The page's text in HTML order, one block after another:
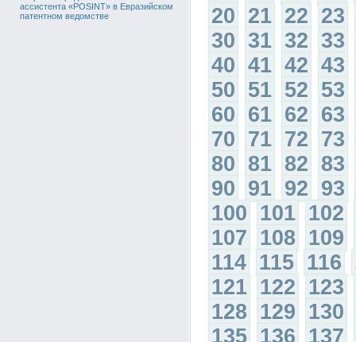
ассистента «POSINT» в Евразийском
патентном ведомстве
20 21 22 23
30 31 32 33
40 41 42 43
50 51 52 53
60 61 62 63
70 71 72 73
80 81 82 83
90 91 92 93
100 101 102
107 108 109
114 115 116
121 122 123
128 129 130
135 136 137